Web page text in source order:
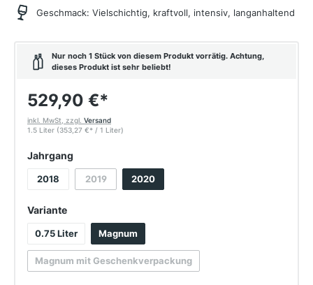
Geschmack: Vielschichtig, kraftvoll, intensiv, langanhaltend
Nur noch 1 Stück von diesem Produkt vorrätig. Achtung,
dieses Produkt ist sehr beliebt!
529,90 €*
inkl. MwSt, zzgl. Versand
1.5 Liter (353,27 €* / 1 Liter)
Jahrgang
2018 2019
(Diese Option ist zurzeit nicht verfügbar.)
2020
Varianteauswählen
0.75 Liter Magnum
Magnum mit Geschenkverpackung
(Diese Option ist zurzeit nicht verfügbar.)